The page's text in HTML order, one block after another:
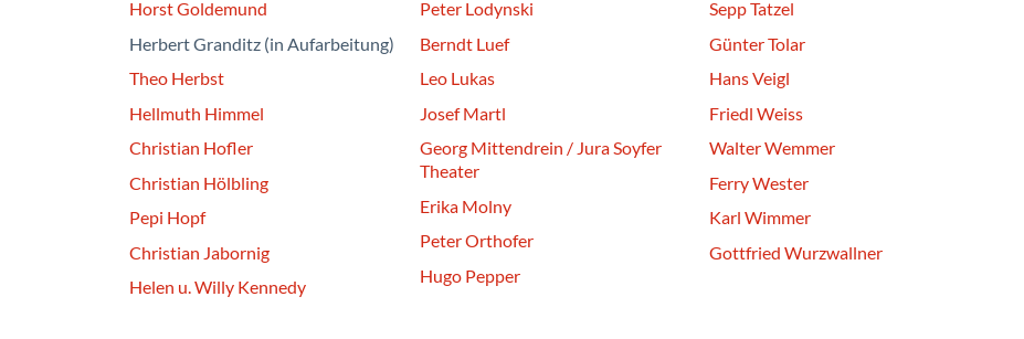
Horst Goldemund
Herbert Granditz (in Aufarbeitung)
Theo Herbst
Hellmuth Himmel
Christian Hofler
Christian Hölbling
Pepi Hopf
Christian Jabornig
Helen u. Willy Kennedy
Peter Lodynski
Berndt Luef
Leo Lukas
Josef Martl
Georg Mittendrein / Jura Soyfer
Theater
Erika Molny
Peter Orthofer
Hugo Pepper
Sepp Tatzel
Günter Tolar
Hans Veigl
Friedl Weiss
Walter Wemmer
Ferry Wester
Karl Wimmer
Gottfried Wurzwallner